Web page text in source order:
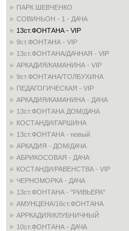
ПАРК ШЕВЧЕНКО
СОВИНЬОН - 1 - ДАЧА
13ст.ФОНТАНА - VIP
9ст.ФОНТАНА - VIP
13ст.ФОНТАНА/ДАЧНАЯ - VIP
АРКАДИЯ/КАМАНИНА - VIP
9ст.ФОНТАНА/ТОЛБУХИНА
ПЕДАГОГИЧЕСКАЯ - VIP
АРКАДИЯ/КАМАНИНА - ДАЧА
13ст.ФОНТАНА ДОМ/ДАЧА
КОСТАНДИ/ГАРШИНА
13ст.ФОНТАНА - новый
АРКАДИЯ - ДОМ/ДАЧА
АБРИКОСОВАЯ - ДАЧА
КОСТАНДИ/РАВЕНСТВА - VIP
ЧЕРНОМОРКА - ДАЧА
13ст.ФОНТАНА - "РИВЬЕРА"
АМУНЦЕНА/16ст.ФОНТАНА
АРРКАДИЯ/КЛУБНИЧНЫЙ
10ст.ФОНТАНА - ДАЧА